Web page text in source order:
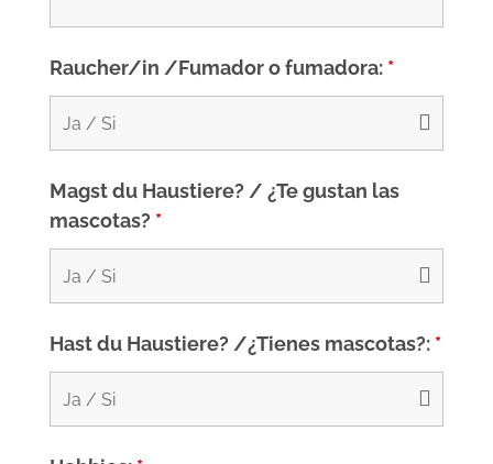
Raucher/in /Fumador o fumadora: *
Magst du Haustiere? / ¿Te gustan las
mascotas? *
Hast du Haustiere? /¿Tienes mascotas?: *